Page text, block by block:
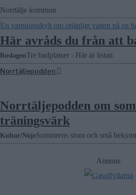
Norrtälje kommun
Här avråds du från att
RoslagenTre badplatser - Här är listan
Norrtäljepodden
Norrtäljepodden om
träningsvärk
Kultur/NöjeSommrens stora och små
Annons